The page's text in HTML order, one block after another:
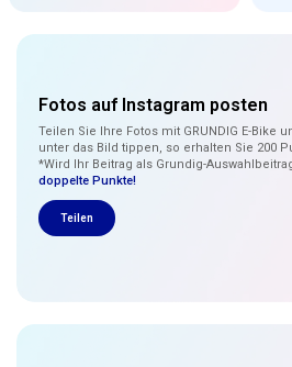
Fotos auf Instagram posten
Teilen Sie Ihre Fotos mit GRUNDIG E-Bike
unter das Bild tippen, so erhalten Sie 200
*Wird Ihr Beitrag als Grundig-
doppelte Punkte!
Teilen